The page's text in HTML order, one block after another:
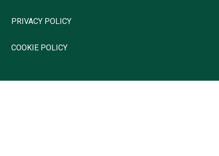
PRIVACY POLICY
COOKIE POLICY